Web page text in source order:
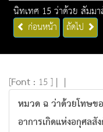
นิทเทศ 15 ว่าด้วย สัมม
ก่อนหน้า ถัดไป
[Font : 15 ] | |
หมวด ฉ ว่าด้วยโทษข
อาการเกิดแห่งอกุศล